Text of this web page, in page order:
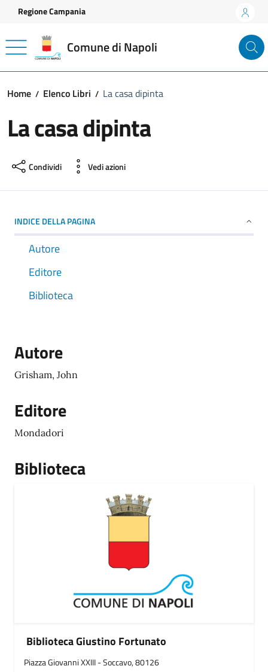
Vai ai contenuti
Vai al footer
Regione Campania
Comune di Napoli
Home Elenco Libri La casa dipinta
La casa dipinta
Condividi Vedi azioni
INDICE DELLA PAGINA
Autore
Editore
Biblioteca
Autore
Grisham, John
Editore
Mondadori
Biblioteca
Biblioteca Giustino Fortunato
Piazza Giovanni XXIII - Soccavo, 80126